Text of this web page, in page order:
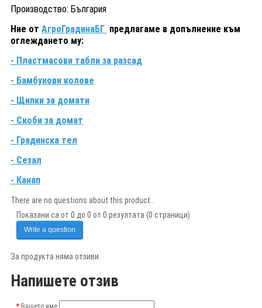
Производство: България
Ние от АгроГрадинаБГ предлагаме в допълнение към
оглеждането му:
- Пластмасови табли за разсад
- Бамбукови колове
- Щипки за домати
- Скоби за домат
- Градинска тел
- Сезал
- Канап
There are no questions about this product..
Показани са от 0 до 0 от 0 резултата (0 страници)
Write a question
За продукта няма отзиви.
Напишете отзив